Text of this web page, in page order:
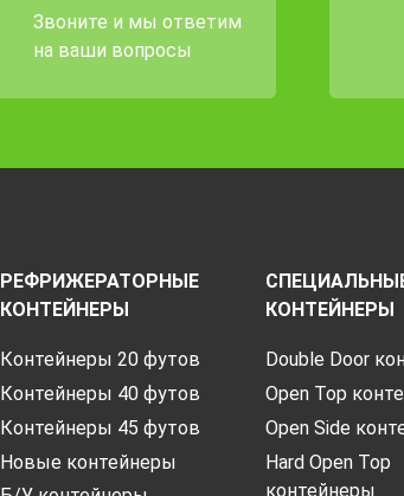
Звоните и мы ответим
на ваши вопросы
РЕФРИЖЕРАТОРНЫЕ
КОНТЕЙНЕРЫ
Контейнеры 20 футов
Контейнеры 40 футов
Контейнеры 45 футов
Новые контейнеры
КОНТЕЙНЕРЫ
Double Door
Open Top
Open Side
Hard Open Top
контейнеры